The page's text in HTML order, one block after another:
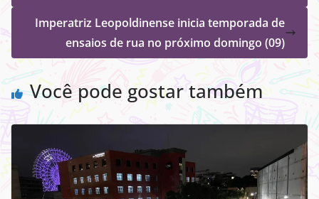
Imperatriz Leopoldinense inicia temporada de
ensaios de rua no próximo domingo (09)
Você pode gostar também